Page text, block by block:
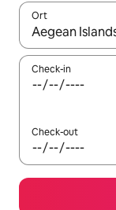
Ort
Wenn
Check-in
Check-out